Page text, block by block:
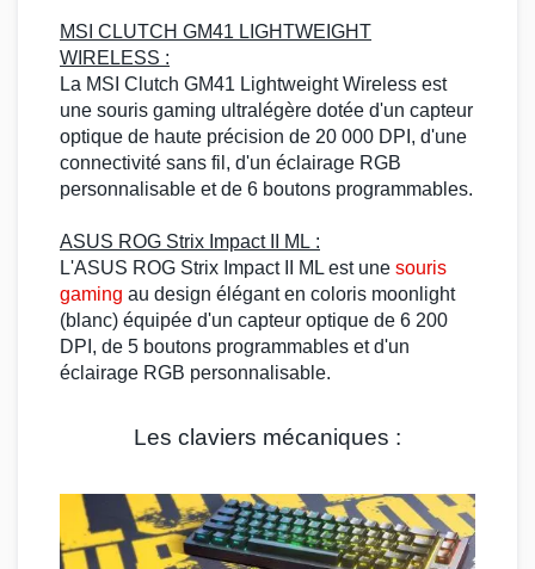
MSI CLUTCH GM41 LIGHTWEIGHT
WIRELESS :
La MSI Clutch GM41 Lightweight Wireless est
une souris gaming ultralégère dotée d'un capteur
optique de haute précision de 20 000 DPI, d'une
connectivité sans fil, d'un éclairage RGB
personnalisable et de 6 boutons programmables.
ASUS ROG Strix Impact II ML :
L'ASUS ROG Strix Impact II ML est une souris
gaming au design élégant en coloris moonlight
(blanc) équipée d'un capteur optique de 6 200
DPI, de 5 boutons programmables et d'un
éclairage RGB personnalisable.
Les claviers mécaniques :